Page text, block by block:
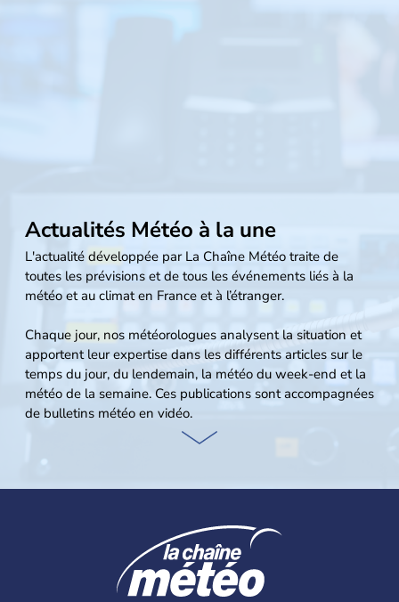
Actualités Météo à la une
L'actualité développée par La Chaîne Météo traite de
toutes les prévisions et de tous les événements liés à la
météo et au climat en France et à l’étranger.
Chaque jour, nos météorologues analysent la situation et
apportent leur expertise dans les différents articles sur le
temps du jour, du lendemain, la météo du week-end et la
météo de la semaine. Ces publications sont accompagnées
de bulletins météo en vidéo.
venir et les prévisions saisonnières à trois mois. Nos
déclenchent des alertes météo lors des situations à risque.
L’actualité météo dans le monde fait également partie des
sujets que nous développons pour les pays d’Europe (Iles